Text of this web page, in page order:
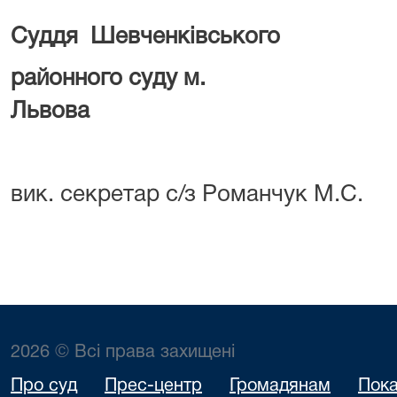
Суддя
Шевченківського
районного суду м.
Львова
вик. секретар с/з Романчук М.С.
2026 © Всі права захищені
Про суд Прес-центр Громадянам